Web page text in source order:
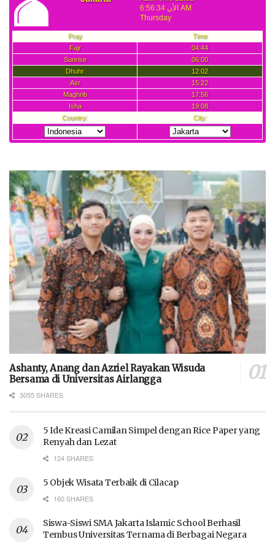
Ashanty, Anang dan Azriel Rayakan Wisuda
Bersama di Universitas Airlangga
3055 SHARES
5 Ide Kreasi Camilan Simpel dengan Rice Paper yang
Renyah dan Lezat
124 SHARES
5 Objek Wisata Terbaik di Cilacap
160 SHARES
Siswa-Siswi SMA Jakarta Islamic School Berhasil
Tembus Universitas Ternama di Berbagai Negara